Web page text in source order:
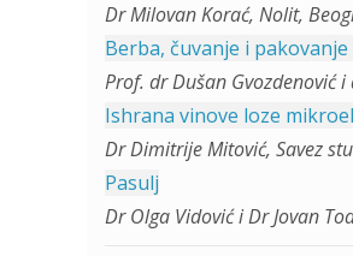
Dr Milovan Korać, Nolit,
Berba, čuvanje i pakovanje
Prof. dr Dušan Gvozdenović
Ishrana vinove loze
Dr Dimitrije Mitović, Savez
Pasulj
Dr Olga Vidović i Dr Jovan